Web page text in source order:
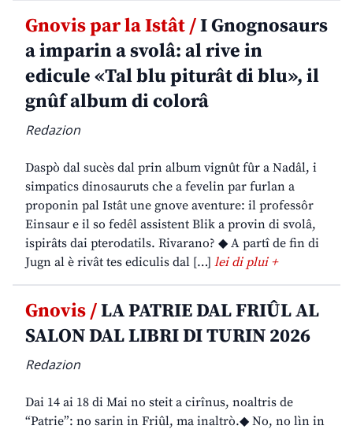
Gnovis par la Istât /I Gnognosaurs
a imparin a svolâ: al rive in
edicule «Tal blu piturât di blu», il
gnûf album di colorâ
Redazion
Daspò dal sucès dal prin album vignût fûr a Nadâl, i
simpatics dinosauruts che a fevelin par furlan a
proponin pal Istât une gnove aventure: il professôr
Einsaur e il so fedêl assistent Blik a provin di svolâ,
ispirâts dai pterodatils. Rivarano? ◆ A partî de fin di
Jugn al è rivât tes ediculis dal […] lei di plui +
Gnovis /LA PATRIE DAL FRIÛL AL
SALON DAL LIBRI DI TURIN 2026
Redazion
Dai 14 ai 18 di Mai no steit a cirînus, noaltris de
“Patrie”: no sarin in Friûl, ma inaltrò.◆ No, no lìn in